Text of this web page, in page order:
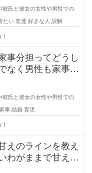
彼氏と彼女の女性や男性での
たい 友達 好きな人 誤解
事分担ってどうし
なく男性も家事を
です
彼氏と彼女の女性や男性での
事 結婚 育児
えのラインを教え
わがままで甘えて
、あ